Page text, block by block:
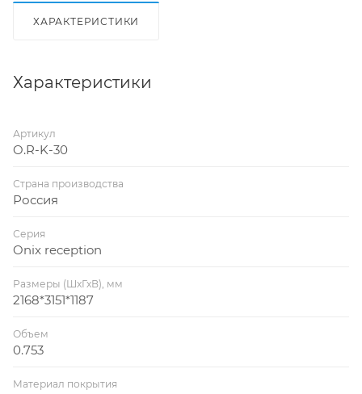
ХАРАКТЕРИСТИКИ
Характеристики
Артикул
O.R-K-30
Страна производства
Россия
Серия
Onix reception
Размеры (ШхГхВ), мм
2168*3151*1187
Объем
0.753
Материал покрытия